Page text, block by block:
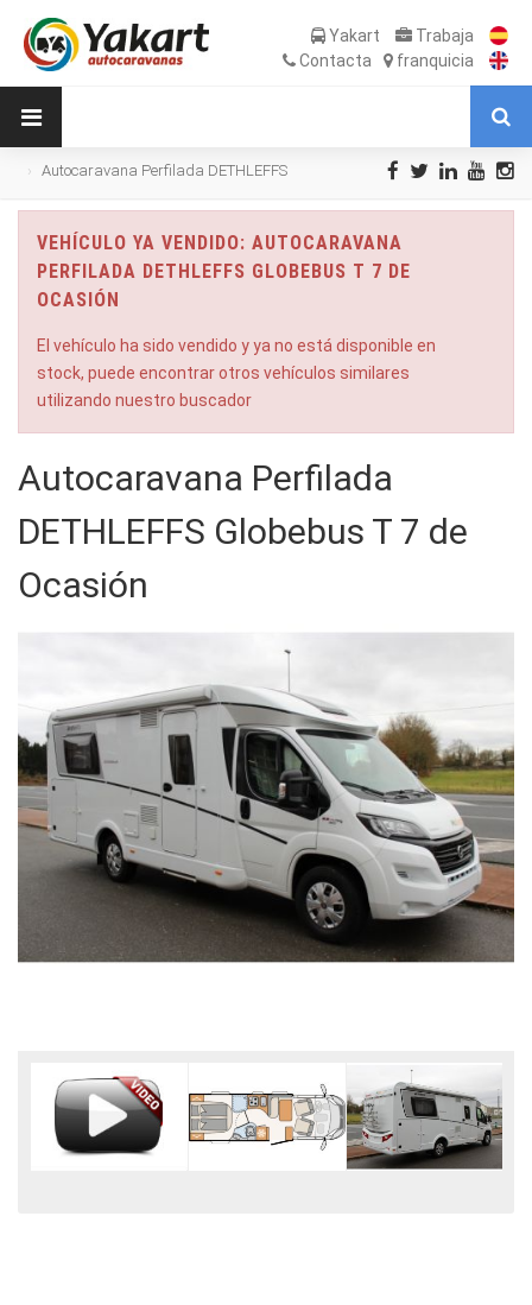
Yakart
Trabaja
Contacta
franquicia
Autocaravana Perfilada DETHLEFFS
VEHÍCULO YA VENDIDO: AUTOCARAVANA
PERFILADA DETHLEFFS GLOBEBUS T 7 DE
OCASIÓN
El vehículo ha sido vendido y ya no está disponible en
stock, puede encontrar otros vehículos similares
utilizando nuestro buscador
Autocaravana Perfilada
DETHLEFFS Globebus T 7 de
Ocasión